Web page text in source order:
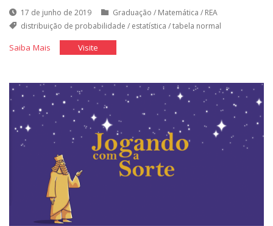
17 de junho de 2019 Graduação / Matemática / REA
distribuição de probabilidade / estatística /tabela normal
Saiba Mais"O
Visite"O